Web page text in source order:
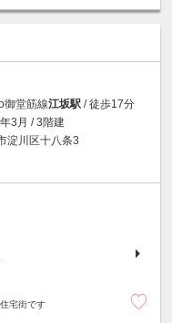
御堂筋線江坂駅 / 徒歩17分
3月 / 3階建
淀川区十八条3
宅街です